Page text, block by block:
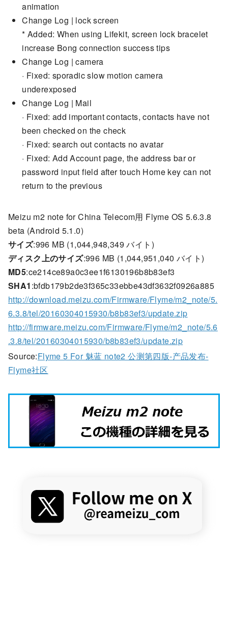
animation
Change Log | lock screen
* Added: When using Lifekit, screen lock bracelet
increase Bong connection success tips
Change Log | camera
· Fixed: sporadic slow motion camera
underexposed
Change Log | Mail
· Fixed: add important contacts, contacts have not
been checked on the check
· Fixed: search out contacts no avatar
· Fixed: Add Account page, the address bar or
password input field after touch Home key can not
return to the previous
Meizu m2 note for China Telecom用 Flyme OS 5.6.3.8
beta (Android 5.1.0)
サイズ:996 MB (1,044,948,349 バイト)
ディスク上のサイズ:996 MB (1,044,951,040 バイト)
MD5:ce214ce89a0c3ee1f6130196b8b83ef3
SHA1 :bfdb179b2de3f365c33ebbe43df3632f0926a885
http://download.meizu.com/Firmware/Flyme/m2_note/5.
6.3.8/tel/20160304015930/b8b83ef3/update.zip
http://firmware.meizu.com/Firmware/Flyme/m2_note/5.6
.3.8/tel/20160304015930/b8b83ef3/update.zip
Source:Flyme 5 For 魅蓝 note2 公测第四版-产品发布-
Flyme社区